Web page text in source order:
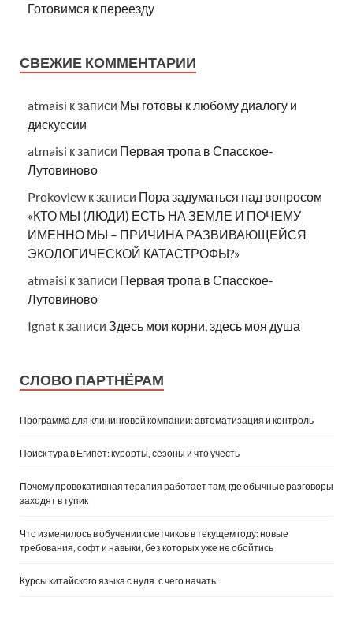
Готовимся к переезду
СВЕЖИЕ КОММЕНТАРИИ
atmaisi к записи Мы готовы к любому диалогу и
дискуссии
atmaisi к записи Первая тропа в Спасское-
Лутовиново
Prokoview к записи Пора задуматься над вопросом
«КТО МЫ (ЛЮДИ) ЕСТЬ НА ЗЕМЛЕ И ПОЧЕМУ
ИМЕННО МЫ – ПРИЧИНА РАЗВИВАЮЩЕЙСЯ
ЭКОЛОГИЧЕСКОЙ КАТАСТРОФЫ?»
atmaisi к записи Первая тропа в Спасское-
Лутовиново
Ignat к записи Здесь мои корни, здесь моя душа
СЛОВО ПАРТНЁРАМ
Программа для клининговой компании: автоматизация и контроль
Поиск тура в Египет: курорты, сезоны и что учесть
Почему провокативная терапия работает там, где обычные разговоры
заходят в тупик
Что изменилось в обучении сметчиков в текущем году: новые
требования, софт и навыки, без которых уже не обойтись
Курсы китайского языка с нуля: с чего начать